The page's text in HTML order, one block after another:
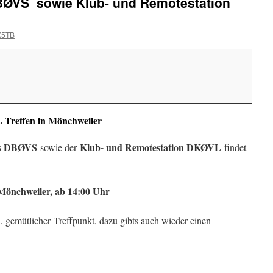
Treffen in Mönchweiler
DBØVS sowie derKlub- und Remotestation DKØVL findet
ab 14:00 Uhr
gemütlicher Treffpunkt, dazu gibts auch wieder einen